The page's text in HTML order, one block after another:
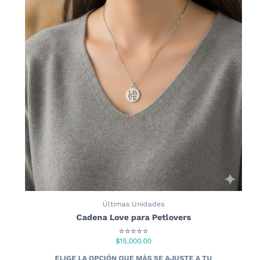
Últimas Unidades
Cadena Love para Petlovers
⭐⭐⭐⭐⭐
$15,000.00